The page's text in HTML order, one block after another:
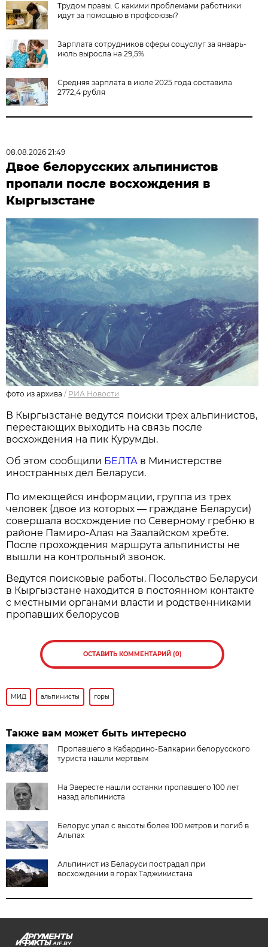
Трудом правы. С какими проблемами работники
идут за помощью в профсоюзы?
Зарплата сотрудников сферы соцуслуг за январь-
июль выросла на 29,5%
Средняя зарплата в июле 2025 года составила
2772,4 рубля
08.08.2026 21:49
Двое белорусских альпинистов
пропали после восхождения в
Кыргызстане
фото из архива / РИА Новости
В Кыргызстане ведутся поиски трех альпинистов,
перестающих выходить на связь после
восхождения на пик Курумды.
Об этом сообщили БЕЛТА в Министерстве
иностранных дел Беларуси.
По имеющейся информации, группа из трех
человек (двое из которых — граждане Беларуси)
совершала восхождение по Северному гребню в
районе Памиро-Алая на Заалайском хребте.
После прохождения маршрута альпинисты не
вышли на контрольный звонок.
Ведутся поисковые работы. Посольство Беларуси
в Кыргызстане находится в постоянном контакте
с местными органами власти и родственниками
пропавших белорусов
ОСТАВИТЬ КОММЕНТАРИЙ (0)
МИД альпинисты горы
Также вам может быть интересно
Пропавшего в Кабардино-Балкарии белорусского
туриста нашли мертвым
На Эвересте нашли останки пропавшего 100 лет
назад альпиниста
Белорус упал с высоты более 100 метров и погиб в
Альпах
Альпинист из Беларуси пострадал при
восхождении в горах Таджикистана
AIF.BY